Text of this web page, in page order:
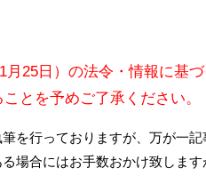
25日）の法令・情報に基づ
とを予めご了承ください。
を行っておりますが、万が一
場合にはお手数おかけ致します